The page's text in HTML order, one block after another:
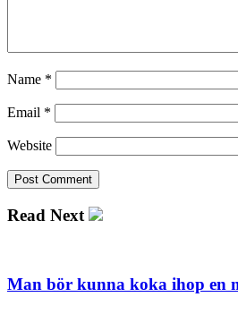
Name *
Email *
Website
Read Next
Man bör kunna koka ihop en